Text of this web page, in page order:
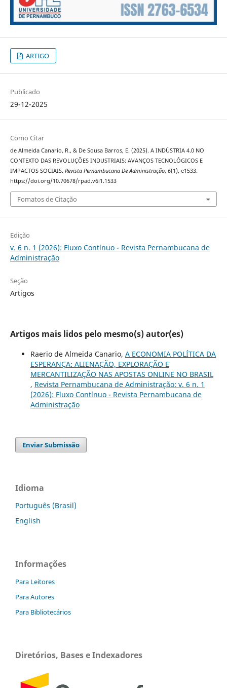
ARTIGO
Publicado
29-12-2025
Como Citar
de Almeida Canario, R., & De Sousa Barros, E. (2025). A INDÚSTRIA 4.0 NO
CONTEXTO DAS REVOLUÇÕES INDUSTRIAIS: AVANÇOS TECNOLÓGICOS E
IMPACTOS SOCIAIS. Revista Pernambucana De Administração, 6(1), e1533.
https://doi.org/10.70678/rpad.v6i1.1533
Fomatos de Citação
Edição
v. 6 n. 1 (2026): Fluxo Contínuo - Revista Pernambucana de
Administração
Seção
Artigos
Artigos mais lidos pelo mesmo(s) autor(es)
Raerio de Almeida Canario, A ECONOMIA POLÍTICA DA
ESPERANÇA: ALIENAÇÃO, EXPLORAÇÃO E
MERCANTILIZAÇÃO NAS APOSTAS ONLINE NO BRASIL
, Revista Pernambucana de Administração: v. 6 n. 1
(2026): Fluxo Contínuo - Revista Pernambucana de
Administração
Enviar Submissão
Idioma
Português (Brasil)
English
Informações
Para Leitores
Para Autores
Para Bibliotecários
Diretórios, Bases e Indexadores